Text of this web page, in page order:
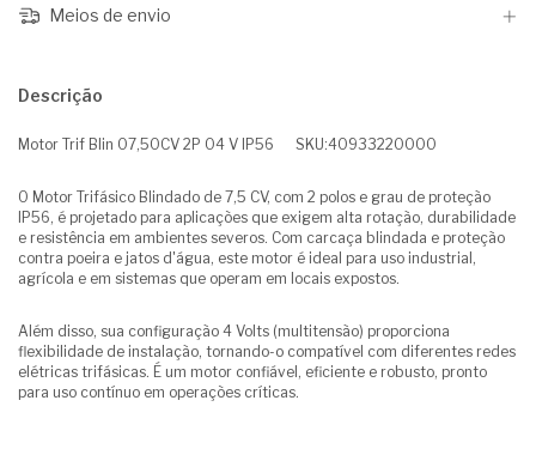
Meios de envio
Descrição
Motor Trif Blin 07,50CV 2P 04 V IP56 SKU:40933220000
O Motor Trifásico Blindado de 7,5 CV, com 2 polos e grau de proteção
IP56, é projetado para aplicações que exigem alta rotação, durabilidade
e resistência em ambientes severos. Com carcaça blindada e proteção
contra poeira e jatos d'água, este motor é ideal para uso industrial,
agrícola e em sistemas que operam em locais expostos.
Além disso, sua configuração 4 Volts (multitensão) proporciona
flexibilidade de instalação, tornando-o compatível com diferentes redes
elétricas trifásicas. É um motor confiável, eficiente e robusto, pronto
para uso contínuo em operações críticas.